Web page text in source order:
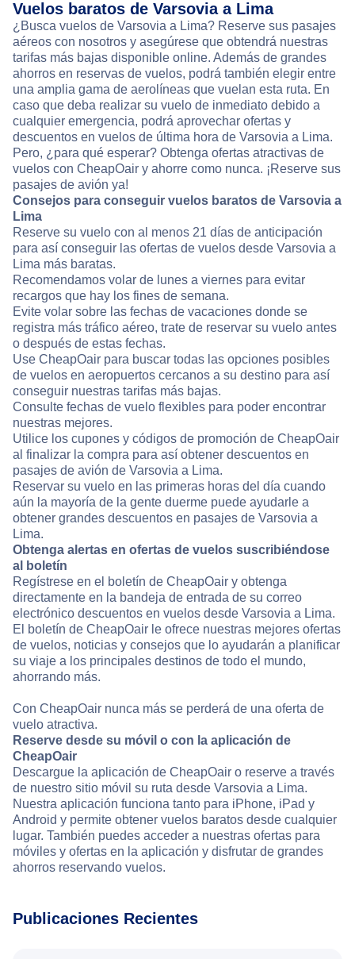
Vuelos baratos de Varsovia a Lima
¿Busca vuelos de Varsovia a Lima? Reserve sus pasajes
aéreos con nosotros y asegúrese que obtendrá nuestras
tarifas más bajas disponible online. Además de grandes
ahorros en reservas de vuelos, podrá también elegir entre
una amplia gama de aerolíneas que vuelan esta ruta. En
caso que deba realizar su vuelo de inmediato debido a
cualquier emergencia, podrá aprovechar ofertas y
descuentos en vuelos de última hora de Varsovia a Lima.
Pero, ¿para qué esperar? Obtenga ofertas atractivas de
vuelos con CheapOair y ahorre como nunca. ¡Reserve sus
pasajes de avión ya!
Consejos para conseguir vuelos baratos de Varsovia a
Lima
Reserve su vuelo con al menos 21 días de anticipación
para así conseguir las ofertas de vuelos desde Varsovia a
Lima más baratas.
Recomendamos volar de lunes a viernes para evitar
recargos que hay los fines de semana.
Evite volar sobre las fechas de vacaciones donde se
registra más tráfico aéreo, trate de reservar su vuelo antes
o después de estas fechas.
Use CheapOair para buscar todas las opciones posibles
de vuelos en aeropuertos cercanos a su destino para así
conseguir nuestras tarifas más bajas.
Consulte fechas de vuelo flexibles para poder encontrar
nuestras mejores.
Utilice los cupones y códigos de promoción de CheapOair
al finalizar la compra para así obtener descuentos en
pasajes de avión de Varsovia a Lima.
Reservar su vuelo en las primeras horas del día cuando
aún la mayoría de la gente duerme puede ayudarle a
obtener grandes descuentos en pasajes de Varsovia a
Lima.
Obtenga alertas en ofertas de vuelos suscribiéndose
al boletín
Regístrese en el boletín de CheapOair y obtenga
directamente en la bandeja de entrada de su correo
electrónico descuentos en vuelos desde Varsovia a Lima.
El boletín de CheapOair le ofrece nuestras mejores ofertas
de vuelos, noticias y consejos que lo ayudarán a planificar
su viaje a los principales destinos de todo el mundo,
ahorrando más.
Con CheapOair nunca más se perderá de una oferta de
vuelo atractiva.
Reserve desde su móvil o con la aplicación de
CheapOair
Descargue la aplicación de CheapOair o reserve a través
de nuestro sitio móvil su ruta desde Varsovia a Lima.
Nuestra aplicación funciona tanto para iPhone, iPad y
Android y permite obtener vuelos baratos desde cualquier
lugar. También puedes acceder a nuestras ofertas para
móviles y ofertas en la aplicación y disfrutar de grandes
ahorros reservando vuelos.
Publicaciones Recientes